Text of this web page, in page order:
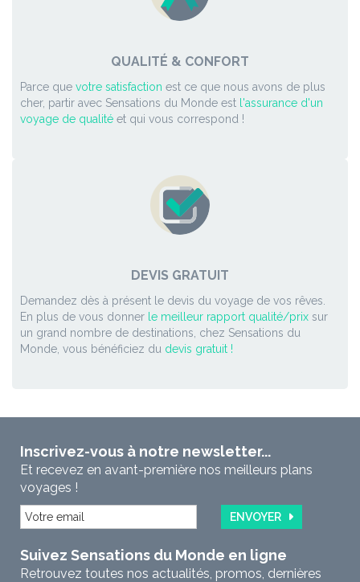
QUALITÉ & CONFORT
Parce que votre satisfaction est ce que nous avons de plus
cher, partir avec Sensations du Monde est l'assurance d'un
voyage de qualité et qui vous correspond !
DEVIS GRATUIT
Demandez dès à présent le devis du voyage de vos rêves.
En plus de vous donner le meilleur rapport qualité/prix sur
un grand nombre de destinations, chez Sensations du
Monde, vous bénéficiez du devis gratuit !
Inscrivez-vous à notre newsletter...
Et recevez en avant-première nos meilleurs plans
voyages !
ENVOYER
Suivez Sensations du Monde en ligne
Retrouvez toutes nos actualités, promos, dernières